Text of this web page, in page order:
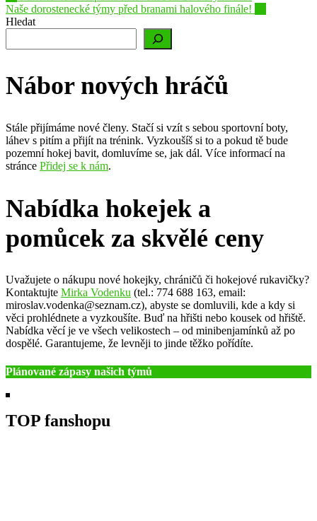
navigation
Naše dorostenecké týmy před branami halového finále!
Hledat
Nábor nových hráčů
Stále přijímáme nové členy. Stačí si vzít s sebou sportovní boty,
láhev s pitím a přijít na trénink. Vyzkoušíš si to a pokud tě bude
pozemní hokej bavit, domluvíme se, jak dál. Více informací na
stránce Přidej se k nám.
Nabídka hokejek a
pomůcek za skvělé ceny
Uvažujete o nákupu nové hokejky, chráničů či hokejové rukavičky?
Kontaktujte Mirka Vodenku (tel.: 774 688 163, email:
miroslav.vodenka@seznam.cz), abyste se domluvili, kde a kdy si
věci prohlédnete a vyzkoušíte. Buď na hřišti nebo kousek od hřiště.
Nabídka věcí je ve všech velikostech – od minibenjamínků až po
dospělé. Garantujeme, že levněji to jinde těžko pořídíte.
Plánované zápasy našich týmů
TOP fanshopu